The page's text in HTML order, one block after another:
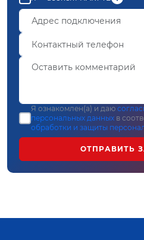
Я ознакомлен(а) и даю
персональных данных в
обработки и защиты
ОТПРАВИТЬ